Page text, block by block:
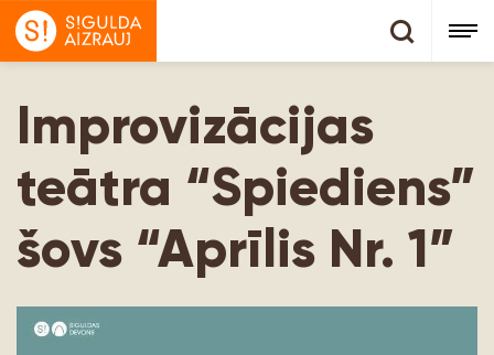
Improvizācijas
teātra “Spiediens”
šovs “Aprīlis Nr. 1”